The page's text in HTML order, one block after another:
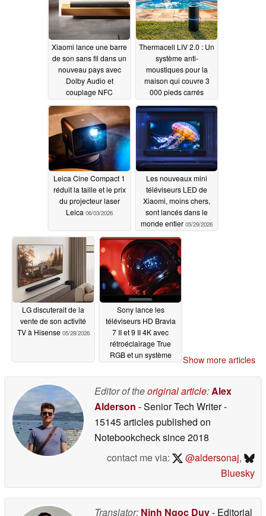
Xiaomi lance une barre
de son sans fil dans un
nouveau pays avec
Dolby Audio et
couplage NFC
06/03/2026
Thermacell LIV 2.0 : Un
système anti-
moustiques pour la
maison qui couvre 3
000 pieds carrés
06/03/2026
Leica Cine Compact 1
réduit la taille et le prix
du projecteur laser
Leica 06/03/2026
Les nouveaux mini
téléviseurs LED de
Xiaomi, moins chers,
sont lancés dans le
monde entier 05/29/2026
LG discuterait de la
vente de son activité
TV à Hisense 05/28/2026
Sony lance les
téléviseurs HD Bravia
7 II et 9 II 4K avec
rétroéclairage True
RGB et un système
Dolby Atmos de 405 W
pour les amateurs de
home cinéma05/28/2026
Show more articles
Editor of theoriginal article:Alex
Alderson - Senior Tech Writer-
15145 articles published on
Notebookchecksince 2018
contact me via:
@aldersonaj,
Bluesky
Translator: Ninh Ngoc Duy- Editorial